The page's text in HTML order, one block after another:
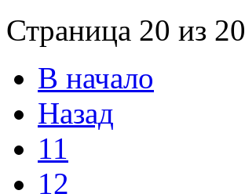
Страница 20 из 20
В начало
Назад
11
12